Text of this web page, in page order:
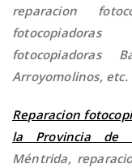
reparacion
fotocopiadoras
Arroyomolinos, etc.
Reparacion
la Provincia de
Méntrida,